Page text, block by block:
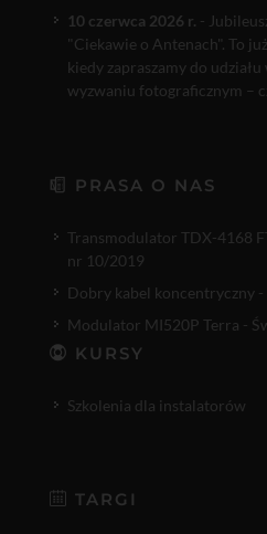
10 czerwca 2026 r. -
"Ciekawie o Antenach". To
kiedy zapraszamy do
wyzwaniu fotograficznym –
PRASA O NAS
Transmodulator TDX-4168
nr 10/2019
Dobry kabel koncentryczny
Modulator MI520P Terra -
KURSY
Szkolenia dla instalatorów
TARGI